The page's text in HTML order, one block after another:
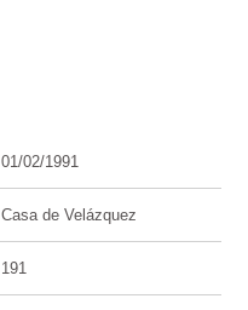
01/02/1991
Casa de Velázquez
191